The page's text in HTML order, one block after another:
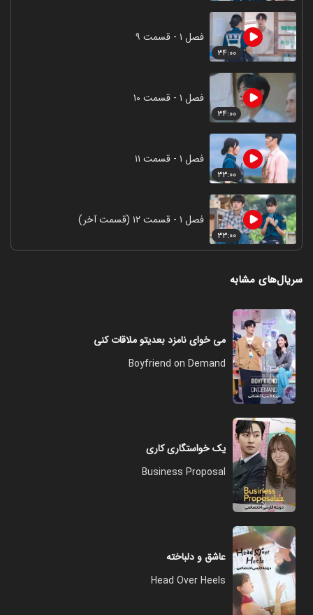
۳۴:۰۰
فصل ۱ - قسمت ۹
۳۴:۰۰
فصل ۱ - قسمت ۱۰
۳۳:۰۰
فصل ۱ - قسمت ۱۱
۳۳:۰۰
فصل ۱ - قسمت ۱۲ (قسمت آخر)
سریال‌های مشابه
می خوای نامزد بعدیتو ملاقات کنی
Boyfriend on Demand
یک خواستگاری کاری
Business Proposal
عاشق و دلباخته
Head Over Heels